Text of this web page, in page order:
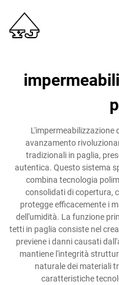
L'impermeabilizzazione
avanzamento
tradizionali in paglia,
autentica. Questo sistema
combina tecnologia
consolidati di copertura,
protegge efficacemente i
dell'umidità. La funzione
tetti in paglia consiste nel
previene i danni causati
mantiene l'integrità
naturale dei materiali
caratteristiche